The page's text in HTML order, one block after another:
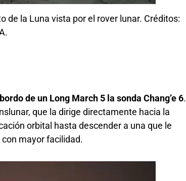
de la Luna vista por el rover lunar. Créditos:
de un Long March 5 la sonda Chang’e 6.
que la dirige directamente hacia la
orbital hasta descender a una que le
mayor facilidad.